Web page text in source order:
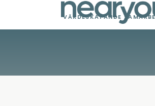
content
VÄRDESKAPANDE